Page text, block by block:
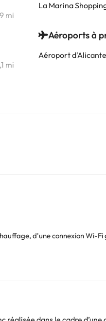
mi
mi
La Marina
Aéroports à
Aéroport
d'une connexion Wi-
dans la vieille ville où vous